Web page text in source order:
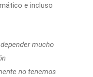
e incluso
mucho
no tenemos